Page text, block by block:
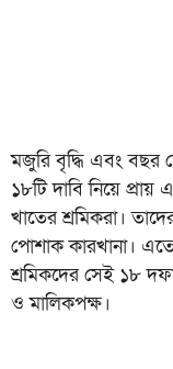
মজুরি বৃদ্ধি এবং বছর
১৮টি দাবি নিয়ে
খাতের শ্রমিকরা।
পোশাক কারখানা।
শ্রমিকদের সেই ১৮
ও মালিকপক্ষ।